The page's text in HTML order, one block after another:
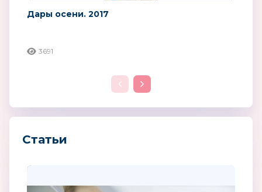
Дары осени. 2017
3691
Статьи